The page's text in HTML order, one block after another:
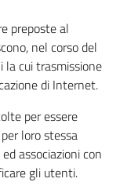
preposte al
nel corso del
la cui trasmissione
di Internet.
per essere
loro stessa
associazioni con
gli utenti.